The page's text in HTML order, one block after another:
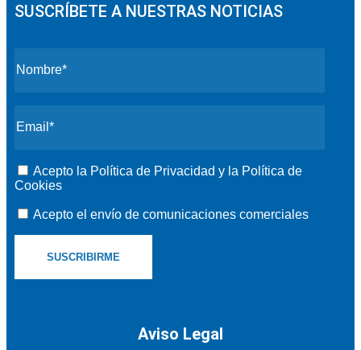
SUSCRÍBETE A NUESTRAS NOTICIAS
Acepto la Política de Privacidad y la Política de
Cookies
Acepto el envío de comunicaciones comerciales
Aviso Legal